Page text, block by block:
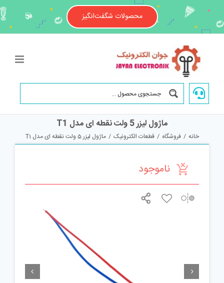
content
محصولات شگفت‌انگیز
ماژول لیزر 5 ولت نقطه ای مدل T1
خانه / فروشگاه / قطعات الکترونیک / ماژول لیزر 5 ولت نقطه ای مدل T1
ناموجود
 